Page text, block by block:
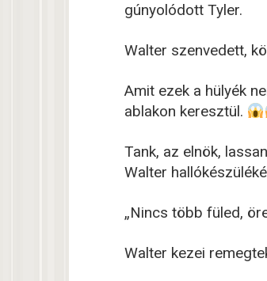
gúnyolódott Tyler.
Walter szenvedett,
Amit ezek a hülyék
ablakon keresztül.
Tank, az elnök,
Walter
„Nincs több füled,
Walter kezei